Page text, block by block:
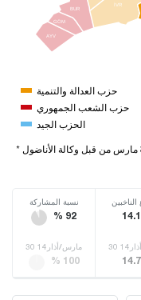
AYV
BUR
İVR
GÖM
حزب العدالة والتنمية
حزب الشعب الجمهوري
الحزب الجيد
نسبة المشاركة
% 92
30 مارس/أذار14
% 100